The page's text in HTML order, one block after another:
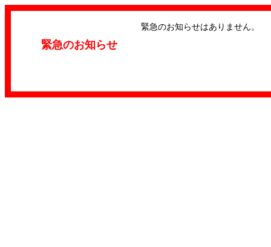
緊急のお知らせ
緊急のお知らせはありません。